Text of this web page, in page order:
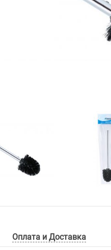
Оплата и Доставка